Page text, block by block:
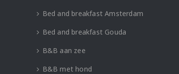
Bed and breakfast Amsterdam
Bed and breakfast Gouda
B&B aan zee
B&B met hond